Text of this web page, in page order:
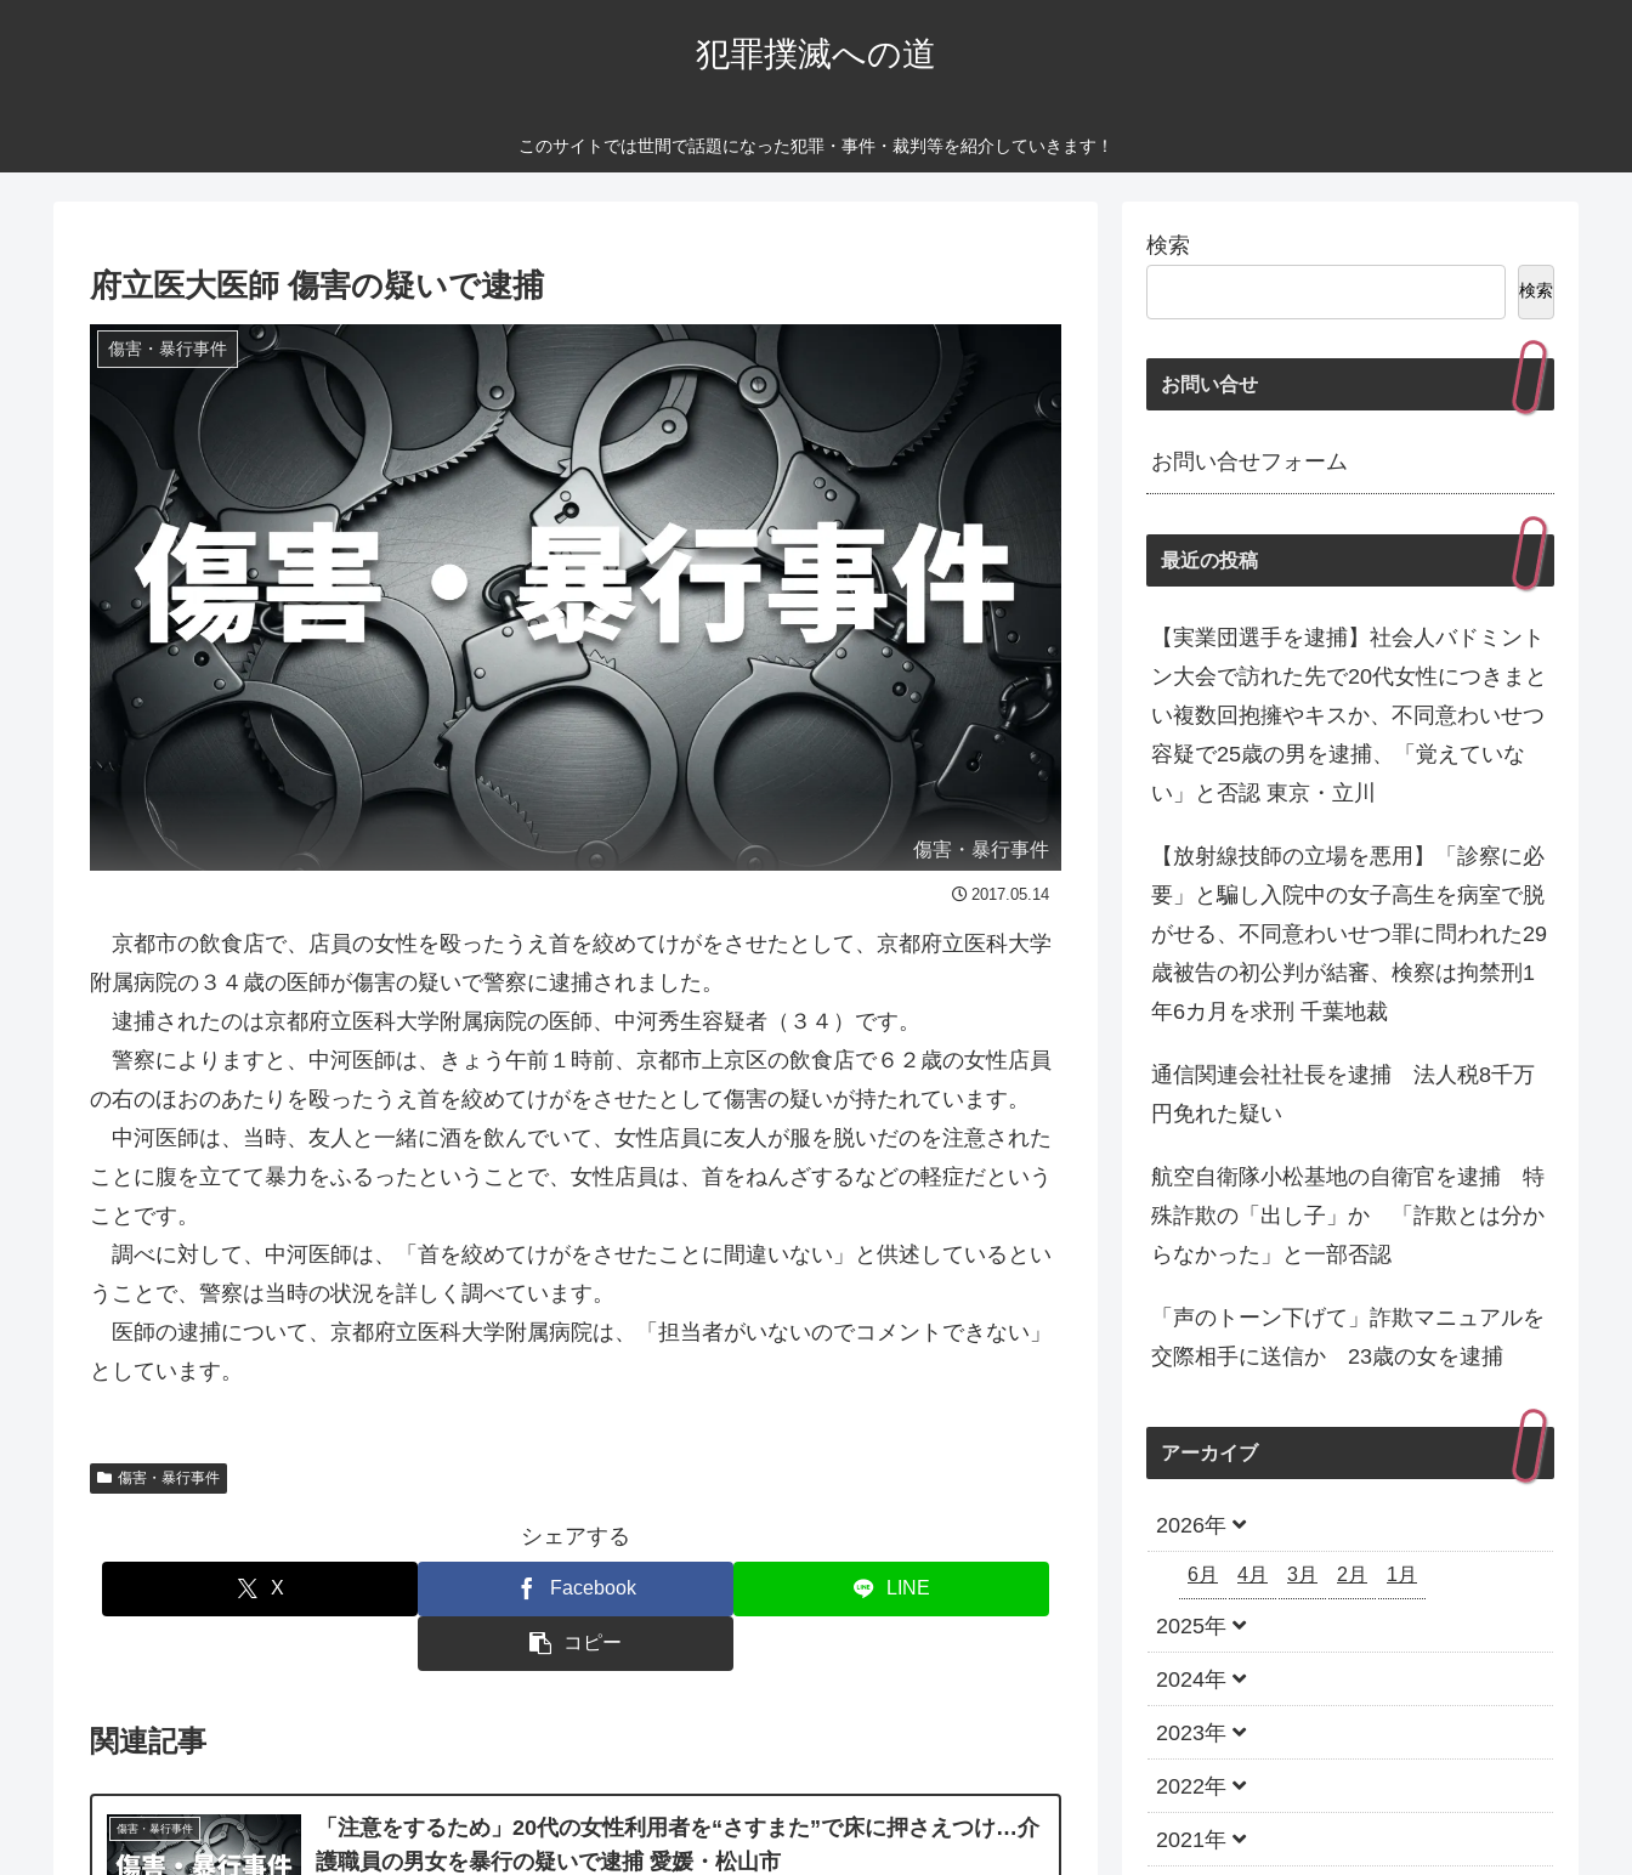
犯罪撲滅への道
このサイトでは世間で話題になった犯罪・事件・裁判等を紹介していきます！
府立医大医師 傷害の疑いで逮捕
傷害・暴行事件
傷害・暴行事件
2017.05.14
京都市の飲食店で、店員の女性を殴ったうえ首を絞めてけがをさせたとして、京都府立医科大学
附属病院の３４歳の医師が傷害の疑いで警察に逮捕されました。
逮捕されたのは京都府立医科大学附属病院の医師、中河秀生容疑者（３４）です。
警察によりますと、中河医師は、きょう午前１時前、京都市上京区の飲食店で６２歳の女性店員
の右のほおのあたりを殴ったうえ首を絞めてけがをさせたとして傷害の疑いが持たれています。
中河医師は、当時、友人と一緒に酒を飲んでいて、女性店員に友人が服を脱いだのを注意された
ことに腹を立てて暴力をふるったということで、女性店員は、首をねんざするなどの軽症だという
ことです。
調べに対して、中河医師は、「首を絞めてけがをさせたことに間違いない」と供述しているとい
うことで、警察は当時の状況を詳しく調べています。
医師の逮捕について、京都府立医科大学附属病院は、「担当者がいないのでコメントできない」
としています。
傷害・暴行事件
シェアする
X Facebook LINE
コピー
関連記事
傷害・暴行事件
「注意をするため」20代の女性利用者を“さすまた”で床に押さえつけ…介
護職員の男女を暴行の疑いで逮捕 愛媛・松山市
検索
検索
お問い合せ
お問い合せフォーム
最近の投稿
【実業団選手を逮捕】社会人バドミント
ン大会で訪れた先で20代女性につきまと
い複数回抱擁やキスか、不同意わいせつ
容疑で25歳の男を逮捕、「覚えていな
い」と否認 東京・立川
【放射線技師の立場を悪用】「診察に必
要」と騙し入院中の女子高生を病室で脱
がせる、不同意わいせつ罪に問われた29
歳被告の初公判が結審、検察は拘禁刑1
年6カ月を求刑 千葉地裁
通信関連会社社長を逮捕 法人税8千万
円免れた疑い
航空自衛隊小松基地の自衛官を逮捕 特
殊詐欺の「出し子」か 「詐欺とは分か
らなかった」と一部否認
「声のトーン下げて」詐欺マニュアルを
交際相手に送信か 23歳の女を逮捕
アーカイブ
2026年
6月 4月 3月 2月 1月
2025年
2024年
2023年
2022年
2021年